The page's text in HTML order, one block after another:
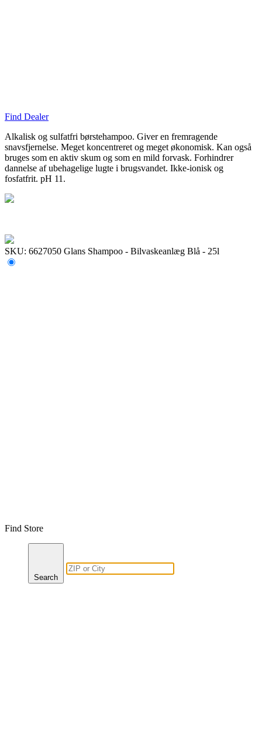
Find Dealer
Alkalisk og sulfatfri børstehampoo. Giver en fremragende
snavsfjernelse. Meget koncentreret og meget økonomisk. Kan også
bruges som en aktiv skum og som en mild forvask. Forhindrer
dannelse af ubehagelige lugte i brugsvandet. Ikke-ionisk og
fosfatfrit. pH 11.
SKU: 6627050 Glans Shampoo - Bilvaskeanlæg Blå - 25l
Find Store
Search